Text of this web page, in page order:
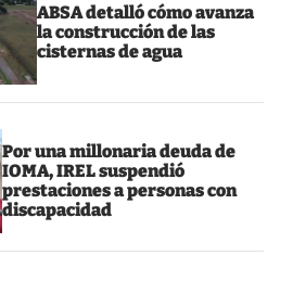
ABSA detalló cómo avanza
la construcción de las
cisternas de agua
Por una millonaria deuda de
IOMA, IREL suspendió
prestaciones a personas con
discapacidad